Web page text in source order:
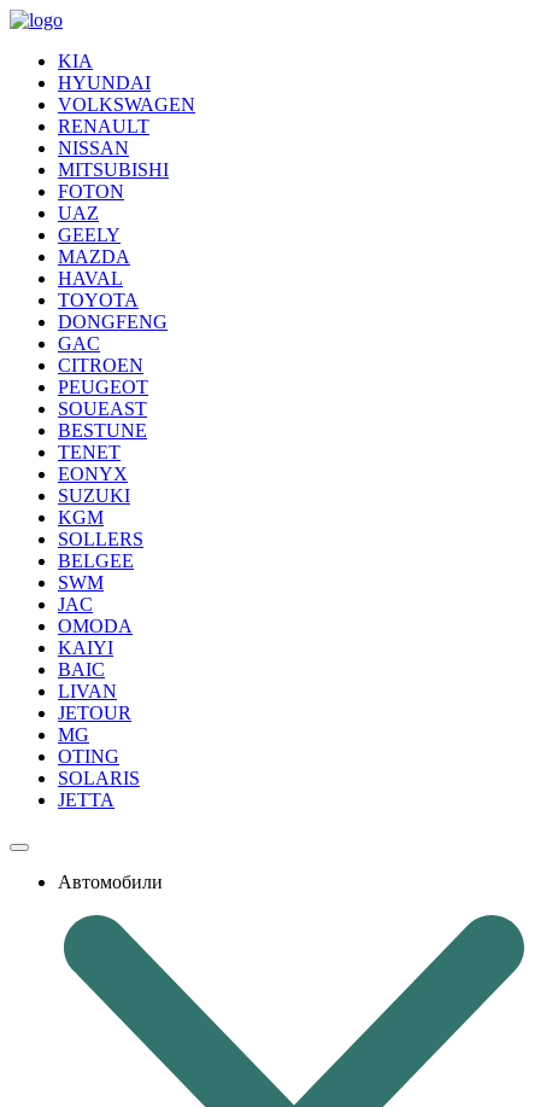
KIA
HYUNDAI
VOLKSWAGEN
RENAULT
NISSAN
MITSUBISHI
FOTON
UAZ
GEELY
MAZDA
HAVAL
TOYOTA
DONGFENG
GAC
CITROEN
PEUGEOT
SOUEAST
BESTUNE
TENET
EONYX
SUZUKI
KGM
SOLLERS
BELGEE
SWM
JAC
OMODA
KAIYI
BAIC
LIVAN
JETOUR
MG
OTING
SOLARIS
JETTA
Автомобили